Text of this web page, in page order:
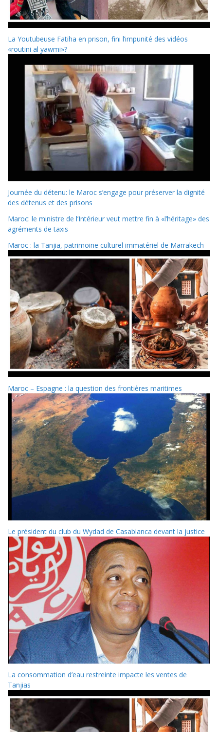
La Youtubeuse Fatiha en prison, fini l’impunité des vidéos
«routini al yawmi»?
Journée du détenu: le Maroc s’engage pour préserver la dignité
des détenus et des prisons
Maroc: le ministre de l’Intérieur veut mettre fin à «l’héritage» des
agréments de taxis
Maroc : la Tanjia, patrimoine culturel immatériel de Marrakech
Maroc – Espagne : la question des frontières maritimes
Le président du club du Wydad de Casablanca devant la justice
La consommation d’eau restreinte impacte les ventes de
Tanjias